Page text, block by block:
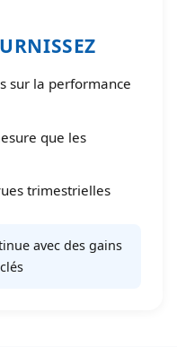
sur la performance
que les
trimestrielles
avec des gains